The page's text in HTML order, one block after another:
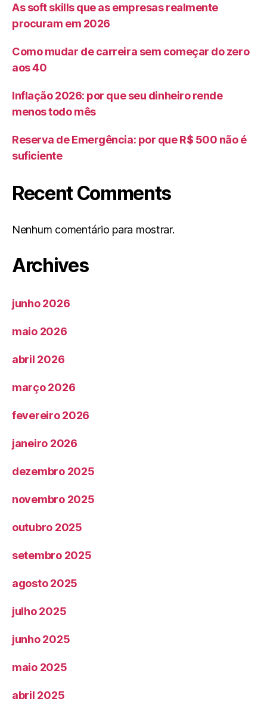
As soft skills que as empresas realmente
procuram em 2026
Como mudar de carreira sem começar do zero
aos 40
Inflação 2026: por que seu dinheiro rende
menos todo mês
Reserva de Emergência: por que R$ 500 não é
suficiente
Recent Comments
Nenhum comentário para mostrar.
Archives
junho 2026
maio 2026
abril 2026
março 2026
fevereiro 2026
janeiro 2026
dezembro 2025
novembro 2025
outubro 2025
setembro 2025
agosto 2025
julho 2025
junho 2025
maio 2025
abril 2025